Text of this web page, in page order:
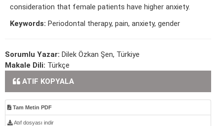
consideration that female patients have higher anxiety.
Keywords: Periodontal therapy, pain, anxiety, gender
Sorumlu Yazar: Dilek Özkan Şen, Türkiye
Makale Dili: Türkçe
ATIF KOPYALA
Tam Metin PDF
Atıf dosyası indir